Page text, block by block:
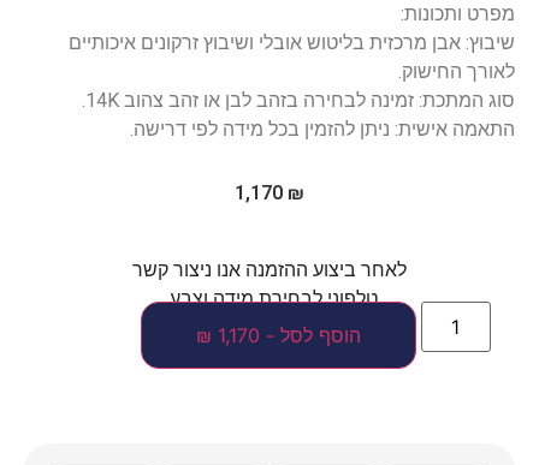
מפרט ותכונות:
שיבוץ: אבן מרכזית בליטוש אובלי ושיבוץ זרקונים איכותיים
לאורך החישוק.
סוג המתכת: זמינה לבחירה בזהב לבן או זהב צהוב 14K.
התאמה אישית: ניתן להזמין בכל מידה לפי דרישה.
1,170 ₪
לאחר ביצוע ההזמנה אנו ניצור קשר
טלפוני לבחירת מידה וצבע.
הוסף לסל - 1,170 ₪